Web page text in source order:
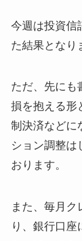
今週は投資信
た結果となり
ただ、先にも
損を抱える形
制決済などに
ション調整は
おります。
また、毎月ク
り、銀行口